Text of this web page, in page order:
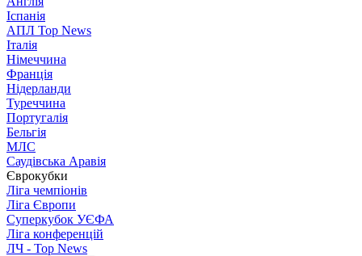
Іспанія
АПЛ Top News
Італія
Німеччина
Франція
Нідерланди
Туреччина
Португалія
Бельгія
МЛС
Саудівська Аравія
Єврокубки
Ліга чемпіонів
Ліга Європи
Суперкубок УЄФА
Ліга конференцій
ЛЧ - Top News